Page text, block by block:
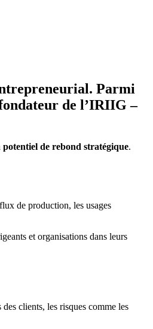
. Parmi
de l’IRIIG –
potentiel de rebond stratégique.
de production, les usages
et organisations dans leurs
clients, les risques comme les